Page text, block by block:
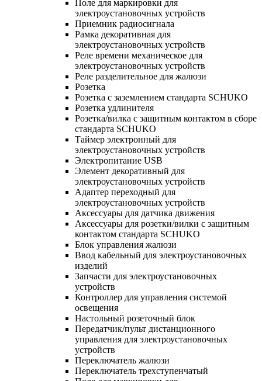
Поле для маркировки для
электроустановочных устройств
Приемник радиосигнала
Рамка декоративная для
электроустановочных устройств
Реле времени механическое для
электроустановочных устройств
Реле разделительное для жалюзи
Розетка
Розетка с заземлением стандарта SCHUKO
Розетка удлинителя
Розетка/вилка с защитным контактом в сборе
стандарта SCHUKO
Таймер электронный для
электроустановочных устройств
Электропитание USB
Элемент декоративный для
электроустановочных устройств
Адаптер переходный для
электроустановочных устройств
Аксессуары для датчика движения
Аксессуары для розетки/вилки с защитным
контактом стандарта SCHUKO
Блок управления жалюзи
Ввод кабельный для электроустановочных
изделий
Запчасти для электроустановочных
устройств
Контроллер для управления системой
освещения
Настольный розеточный блок
Передатчик/пульт дистанционного
управления для электроустановочных
устройств
Переключатель жалюзи
Переключатель трехступенчатый